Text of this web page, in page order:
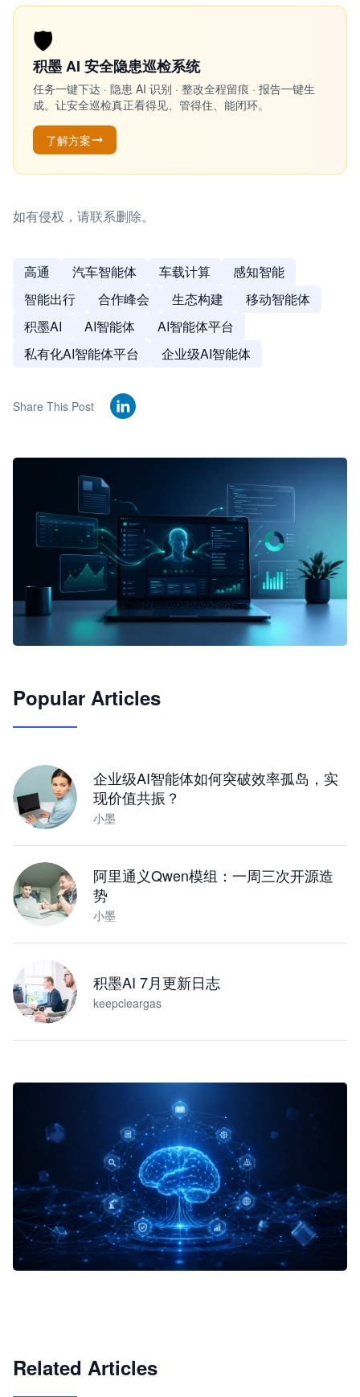
🛡️
积墨 AI 安全隐患巡检系统
任务一键下达 · 隐患 AI 识别 · 整改全程留痕 · 报告一键生
成。让安全巡检真正看得见、管得住、能闭环。
了解方案
如有侵权，请联系删除。
高通 汽车智能体 车载计算
感知智能
智能出行
合作峰会 生态构建
移动智能体
积墨AI
AI智能体
AI智能体平台
私有化AI智能体平台
企业级AI智能体
Share This Post
JimoClaw 桌面 AI Agent 工作台
Popular Articles
企业级AI智能体如何突破效率孤岛，实
现价值共振？
小墨
阿里通义Qwen模组：一周三次开源造
势
小墨
积墨AI 7月更新日志
keepcleargas
Related Articles